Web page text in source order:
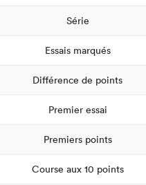
Série
Essais marqués
Différence de points
Premier essai
Premiers points
Course aux 10 points